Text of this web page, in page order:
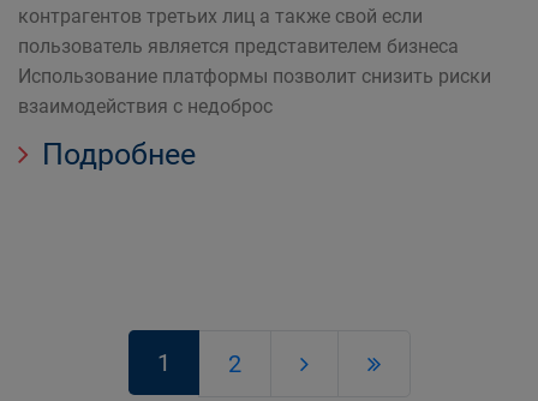
контрагентов третьих лиц а также свой если
пользователь является представителем бизнеса
Использование платформы позволит снизить риски
взаимодействия с недоброс
Подробнее
1 2